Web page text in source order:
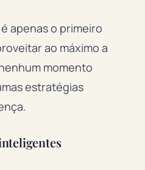
apenas o primeiro
ao máximo a
momento
estratégias